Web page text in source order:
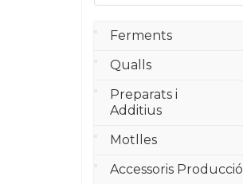
Ferments
Qualls
Preparats i
Additius
Motlles
Accessoris Producció